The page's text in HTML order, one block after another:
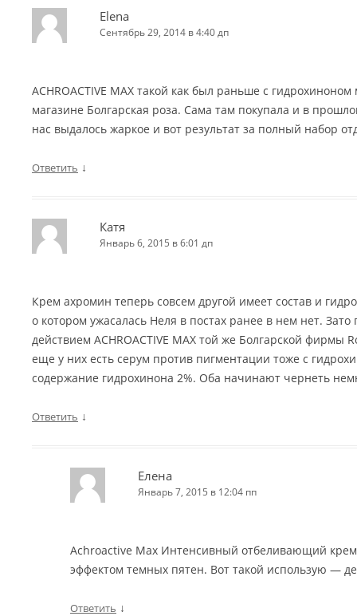
Elena
Сентябрь 29, 2014 в 4:40 дп
ACHROACTIVE MAX такой как был раньше с
магазине Болгарская роза. Сама там покупала и в
нас выдалось жаркое и вот результат за полный набор
Ответить ↓
Катя
Январь 6, 2015 в 6:01 дп
Крем ахромин теперь совсем другой имеет состав и
о котором ужасалась Неля в постах ранее в нем нет.
действием ACHROACTIVE MAX той же Болгарской фирмы
еще у них есть серум против пигментации тоже с
содержание гидрохинона 2%. Оба начинают чернеть
Ответить ↓
Елена
Январь 7, 2015 в 12:04 пп
Achroactive Max Интенсивный отбеливающий
эффектом темных пятен. Вот такой использую —
Ответить ↓